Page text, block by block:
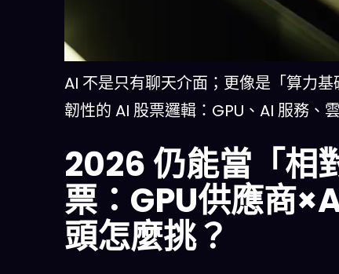
AI 不是只有聊天介面；更像是「算力
韌性的 AI 股票邏輯：GPU、AI 服務、
2026 仍能當「相
票：GPU供應商
頭怎麼挑？